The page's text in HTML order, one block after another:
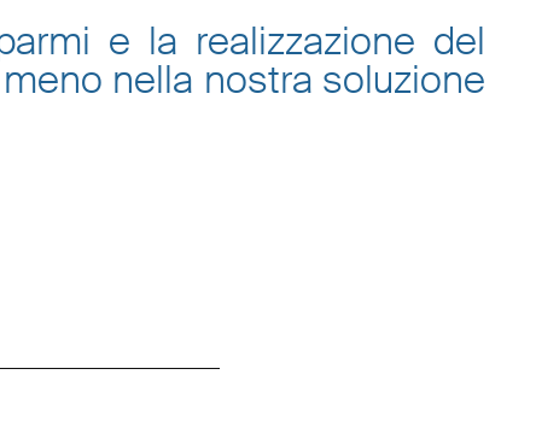
e la realizzazione del
nella nostra soluzione